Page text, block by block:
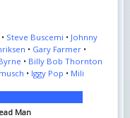
Steve Buscemi • Johnny
• Gary Farmer•
• Billy Bob Thornton
• Iggy Pop • Mili
Man